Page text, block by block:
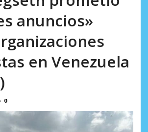
anuncios»
en Venezuela
0